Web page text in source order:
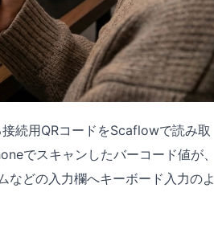
続用QRコードをScaflowで読み取
でスキャンしたバーコード値が、
などの入力欄へキーボード入力のよ